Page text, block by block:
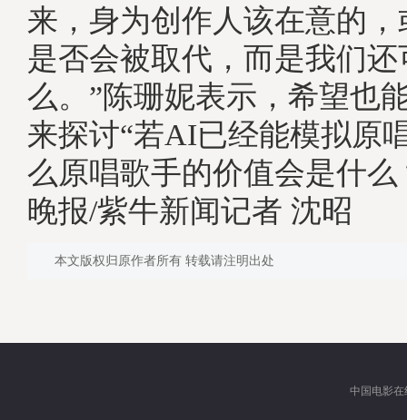
来，身为创作人该在意的
是否会被取代，而是我们
么。”陈珊妮表示，希望也
来探讨“若AI已经能模拟原
么原唱歌手的价值会是
晚报/紫牛新闻记者 沈昭
本文版权归原作者所有 转载请注明出处
中国电影在